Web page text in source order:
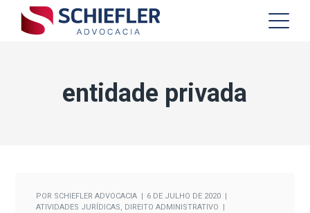
entidade privada
POR SCHIEFLER ADVOCACIA
6 DE JULHO DE 2020
ATIVIDADES JURÍDICAS, DIREITO ADMINISTRATIVO